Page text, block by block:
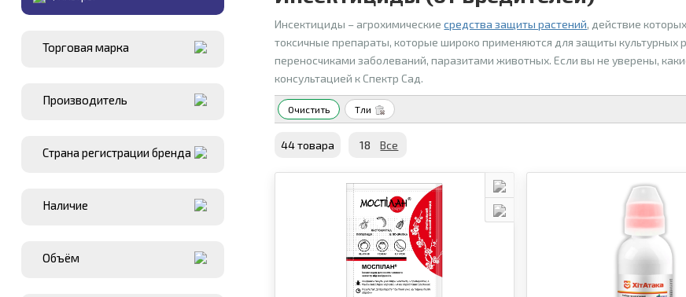
Торговая марка
Производитель
Страна регистрации бренда
Наличие
Объём
Инсектициды – агрохимическиесредства защиты растений, действие
токсичные препараты, которые широко применяются для защиты
переносчиками заболеваний, паразитами животных. Если вы не уверены,
консультацией к Спектр Сад.
Очистить Тли
44 товара 18 Все